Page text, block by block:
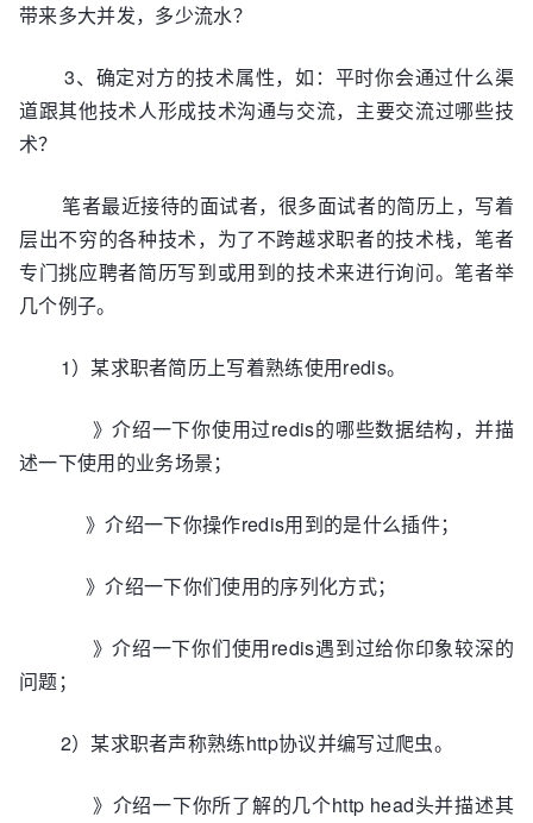
带来多大并发，多少流水？
3、确定对方的技术属性，如：平时你会通过什么渠
道跟其他技术人形成技术沟通与交流，主要交流过哪些技
术？
笔者最近接待的面试者，很多面试者的简历上，写着
层出不穷的各种技术，为了不跨越求职者的技术栈，笔者
专门挑应聘者简历写到或用到的技术来进行询问。笔者举
几个例子。
1）某求职者简历上写着熟练使用redis。
》介绍一下你使用过redis的哪些数据结构，并描
述一下使用的业务场景；
》介绍一下你操作redis用到的是什么插件；
》介绍一下你们使用的序列化方式；
》介绍一下你们使用redis遇到过给你印象较深的
问题；
2）某求职者声称熟练http协议并编写过爬虫。
》介绍一下你所了解的几个http head头并描述其